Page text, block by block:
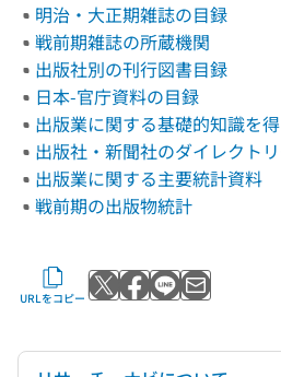
明治・大正期雑誌の目録
戦前期雑誌の所蔵機関
出版社別の刊行図書目録
日本-官庁資料の目録
出版業に関する基礎的知識を
出版社・新聞社のダイレクトリ
出版業に関する主要統計資料
戦前期の出版物統計
URLをコピー Xでポストする
Facebookでシェア
LINEで送る
メールで送